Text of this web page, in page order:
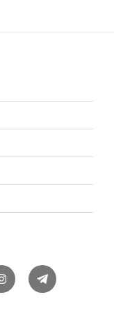
Telegram